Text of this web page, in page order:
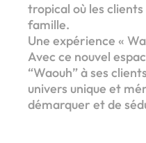
tropical où les
famille.
Une expérience «
Avec ce nouvel
“Waouh” à ses
univers unique et
démarquer et de